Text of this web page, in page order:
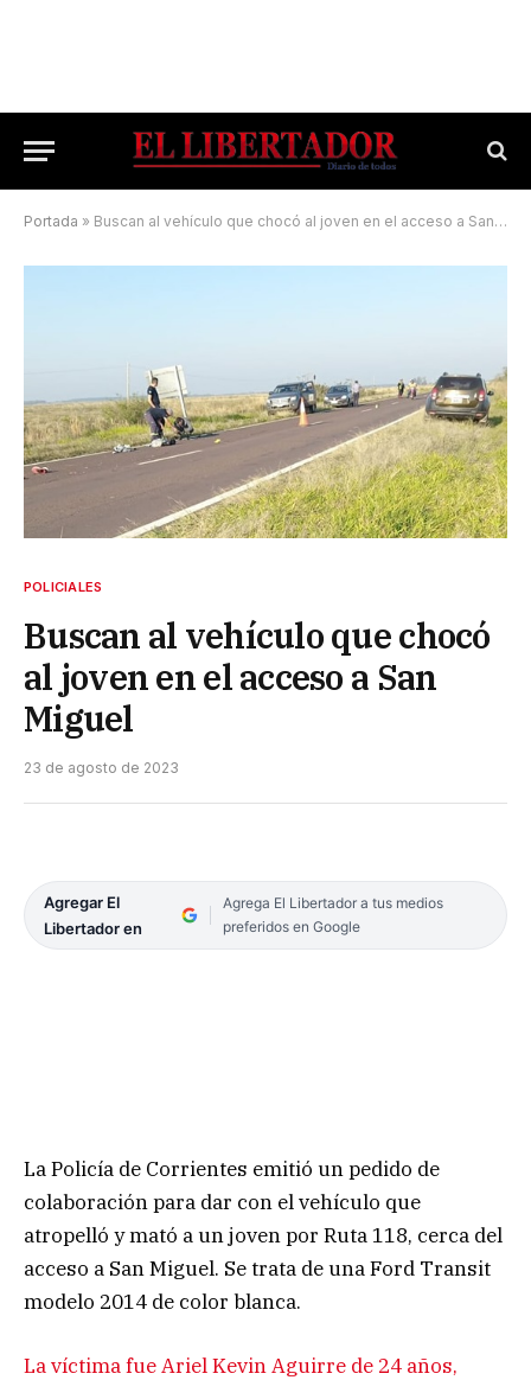
Portada » Buscan al vehículo que chocó al joven en el acceso a San Miguel
POLICIALES
Buscan al vehículo que chocó
al joven en el acceso a San
Miguel
23 de agosto de 2023
Agregar El
Libertador en
Agrega El Libertador a tus medios
preferidos en Google
La Policía de Corrientes emitió un pedido de
colaboración para dar con el vehículo que
atropelló y mató a un joven por Ruta 118, cerca del
acceso a San Miguel. Se trata de una Ford Transit
modelo 2014 de color blanca.
La víctima fue Ariel Kevin Aguirre de 24 años,